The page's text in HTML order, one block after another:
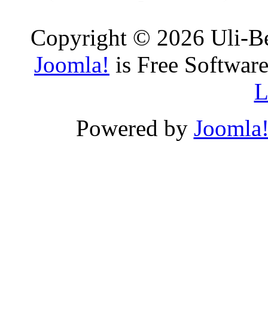
Copyright © 2026 Uli-
Joomla! is Free
Powered by